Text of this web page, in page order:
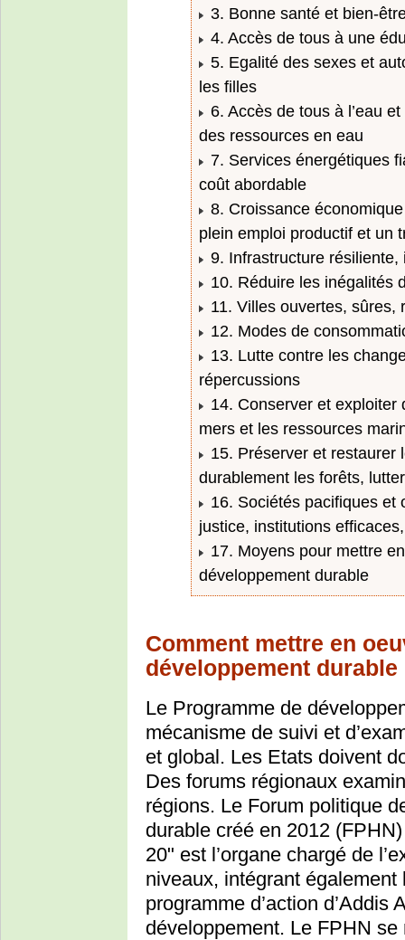
3. Bonne santé et bien-
4. Accès de tous à une
5. Egalité des sexes et
les filles
6. Accès de tous à l’eau
des ressources en eau
7. Services énergétiques
coût abordable
8. Croissance
plein emploi productif et un
9. Infrastructure
10. Réduire les inégalités
11. Villes ouvertes, sûres,
12. Modes de
13. Lutte contre les
répercussions
14. Conserver et exploiter
mers et les ressources
15. Préserver et restaurer
durablement les forêts,
16. Sociétés pacifiques et
justice, institutions
17. Moyens pour mettre
développement durable
Comment mettre en
développement durable
Le Programme de
mécanisme de suivi et
et global. Les Etats doivent
Des forums régionaux
régions. Le Forum politique
durable créé en 2012
20" est l’organe chargé de
niveaux, intégrant
programme d’action d’Addis
développement. Le FPHN